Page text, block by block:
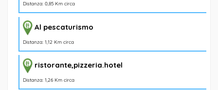
Distanza: 0,85 Km circa
Al pescaturismo
Distanza: 1,12 Km circa
ristorante,pizzeria.hotel
Distanza: 1,26 Km circa